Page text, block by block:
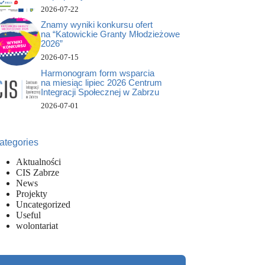
2026-07-22
Znamy wyniki konkursu ofert
na “Katowickie Granty Młodzieżowe
2026”
2026-07-15
Harmonogram form wsparcia
na miesiąc lipiec 2026 Centrum
Integracji Społecznej w Zabrzu
2026-07-01
Aktualności
CIS Zabrze
News
Projekty
Uncategorized
Useful
wolontariat